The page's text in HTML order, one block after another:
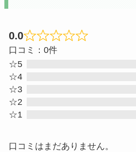
0.0
Rated
口コミ：0件
☆5
☆4
☆3
☆2
☆1
口コミはまだありません。